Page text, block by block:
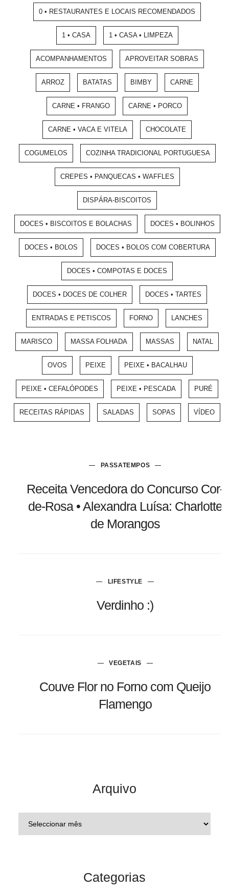
0 • RESTAURANTES E LOCAIS RECOMENDADOS
1 • CASA 1 • CASA • LIMPEZA
ACOMPANHAMENTOS APROVEITAR SOBRAS
ARROZ BATATAS BIMBY CARNE
CARNE • FRANGO CARNE • PORCO
CARNE • VACA E VITELA CHOCOLATE
COGUMELOS COZINHA TRADICIONAL PORTUGUESA
CREPES • PANQUECAS • WAFFLES
DISPÁRA-BISCOITOS
DOCES • BISCOITOS E BOLACHAS DOCES • BOLINHOS
DOCES • BOLOS DOCES • BOLOS COM COBERTURA
DOCES • COMPOTAS E DOCES
DOCES • DOCES DE COLHER DOCES • TARTES
ENTRADAS E PETISCOS FORNO LANCHES
MARISCO MASSA FOLHADA MASSAS NATAL
OVOS PEIXE PEIXE • BACALHAU
PEIXE • CEFALÓPODES PEIXE • PESCADA PURÉ
RECEITAS RÁPIDAS SALADAS SOPAS VÍDEO
PASSATEMPOS
Receita Vencedora do Concurso Cor-
de-Rosa • Alexandra Luísa: Charlotte
de Morangos
LIFESTYLE
Verdinho :)
VEGETAIS
Couve Flor no Forno com Queijo
Flamengo
Arquivo
Categorias